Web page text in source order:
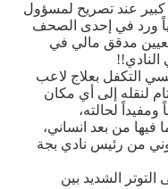
كبير عند تصريح لمسؤول
ورد في إحدى الصحف
مدقق مالي في
النادي!!
التكفل بعلاج لاعب
لنقله إلى أي مكان
لحالته،
فيها من بعد انساني،
من رئيس نادي بجة
الشديد بين